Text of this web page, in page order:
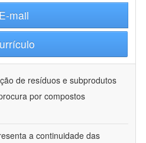
E-mail
de resíduos e subprodutos
por compostos
a continuidade das